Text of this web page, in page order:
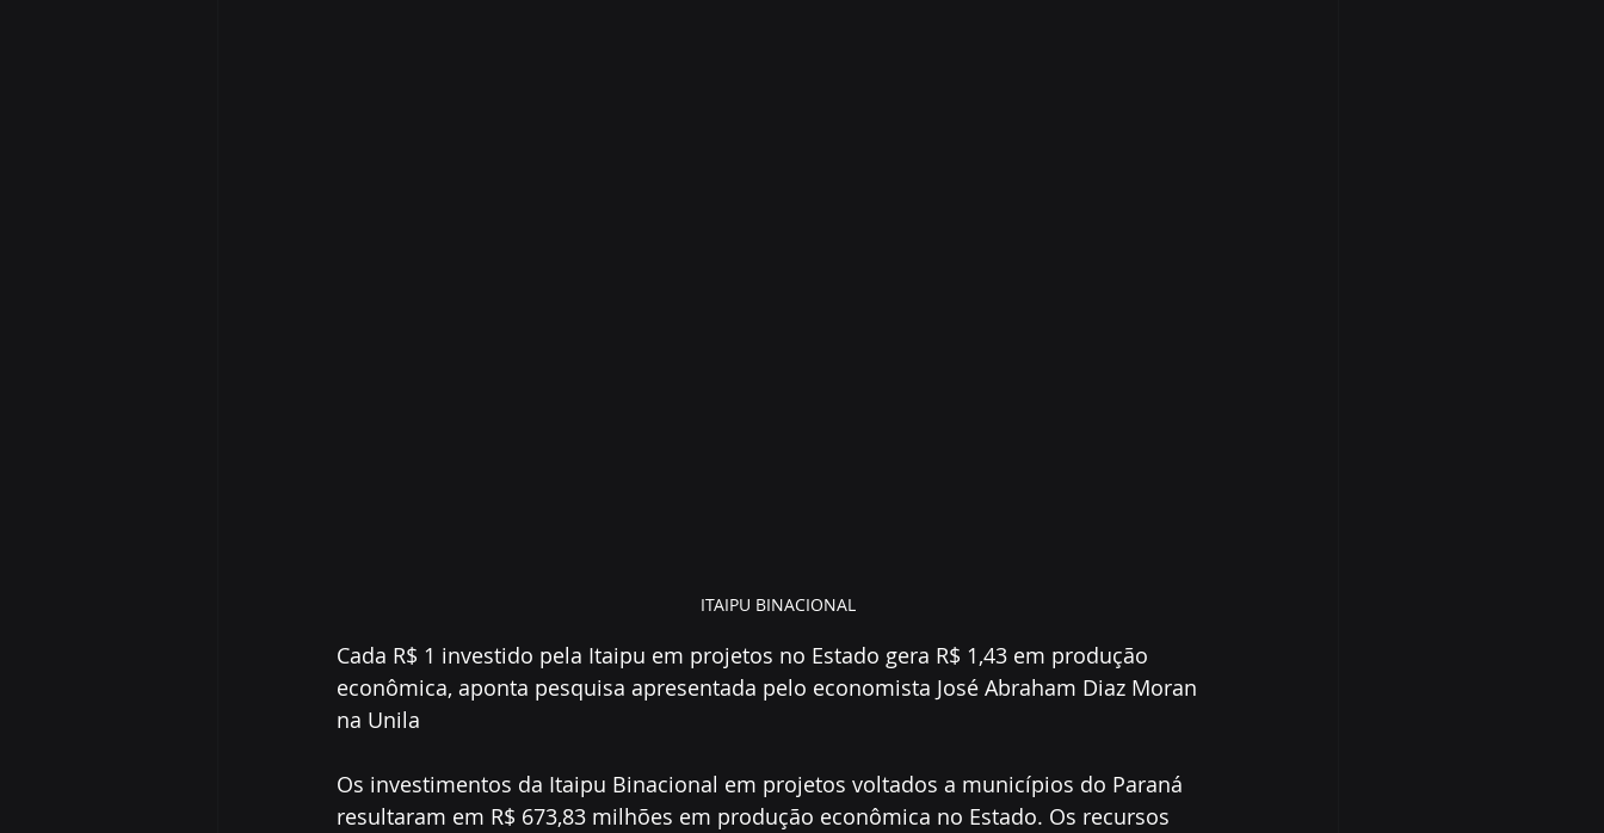
ITAIPU BINACIONAL
Cada R$ 1 investido pela Itaipu em projetos no Estado gera R$ 1,43 em produção
econômica, aponta pesquisa apresentada pelo economista José Abraham Diaz Moran
na Unila
Os investimentos da Itaipu Binacional em projetos voltados a municípios do Paraná
resultaram em R$ 673,83 milhões em produção econômica no Estado. Os recursos